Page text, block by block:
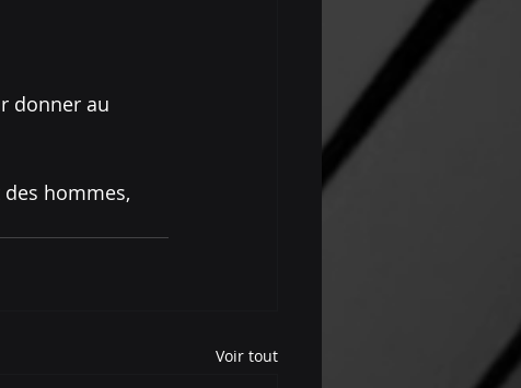
donner au
hommes,
Voir tout